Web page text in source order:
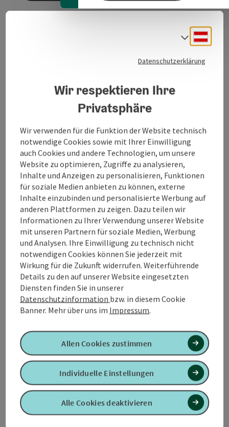
Das Räuchern von Kräutern, Rinde, Wurzel und Harzen
alpenländischen Kultur.
Themen des Abends:
Räuchern: Brauchtum und Ritual
Räuchern zu den Rau(h)nächten
verschiedene Techniken des Räucherns
Übersicht und Anwendung der heimischen
Räucherkräuter
Kosten: € 45,00
Verbindliche Anmeldung erforderlich unter+43 680
1128751 bis 16. November 2026.
Kontakt
Veranstaltungsort
Anreise/Lage
Preise
Barrierefreiheit
Datenschutzerklärung
Wir respektieren Ihre
Privatsphäre
Wir verwenden für die Funktion der Website technisch
notwendige Cookies sowie mit Ihrer Einwilligung
auch Cookies und andere Technologien, um unsere
Website zu optimieren, Zugriffe zu analysieren,
Inhalte und Anzeigen zu personalisieren, Funktionen
für soziale Medien anbieten zu können, externe
Inhalte einzubinden und personalisierte Werbung auf
anderen Plattformen zu zeigen. Dazu teilen wir
Informationen zu Ihrer Verwendung unserer Website
mit unseren Partnern für soziale Medien, Werbung
und Analysen. Ihre Einwilligung zu technisch nicht
notwendigen Cookies können Sie jederzeit mit
Wirkung für die Zukunft widerrufen. Weiterführende
Details zu den auf unserer Website eingesetzten
Diensten finden Sie in unserer
Datenschutzinformation bzw. in diesem Cookie
Banner. Mehr über uns im Impressum.
Alle Cookies deaktivieren
Individuelle Einstellungen
Allen Cookies zustimmen